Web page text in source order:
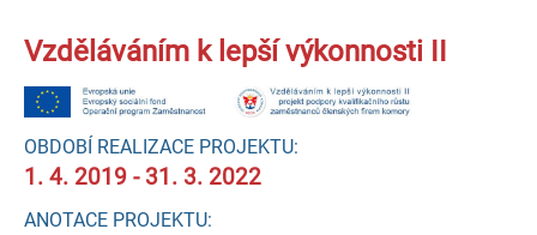
Vzděláváním k lepší výkonnosti II
OBDOBÍ REALIZACE PROJEKTU:
1. 4. 2019 - 31. 3. 2022
ANOTACE PROJEKTU: